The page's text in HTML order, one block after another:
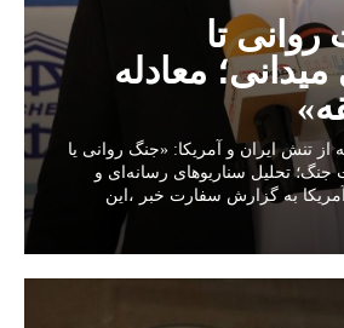
روانی تا
میدانی؛ معادله
تنش ایران و آمریکا: «جنگ روانی یا
جنگ؛ تحلیل سناریوهای رسانه‌ای و
آمریکا به گزارش سفارت خبر ،این